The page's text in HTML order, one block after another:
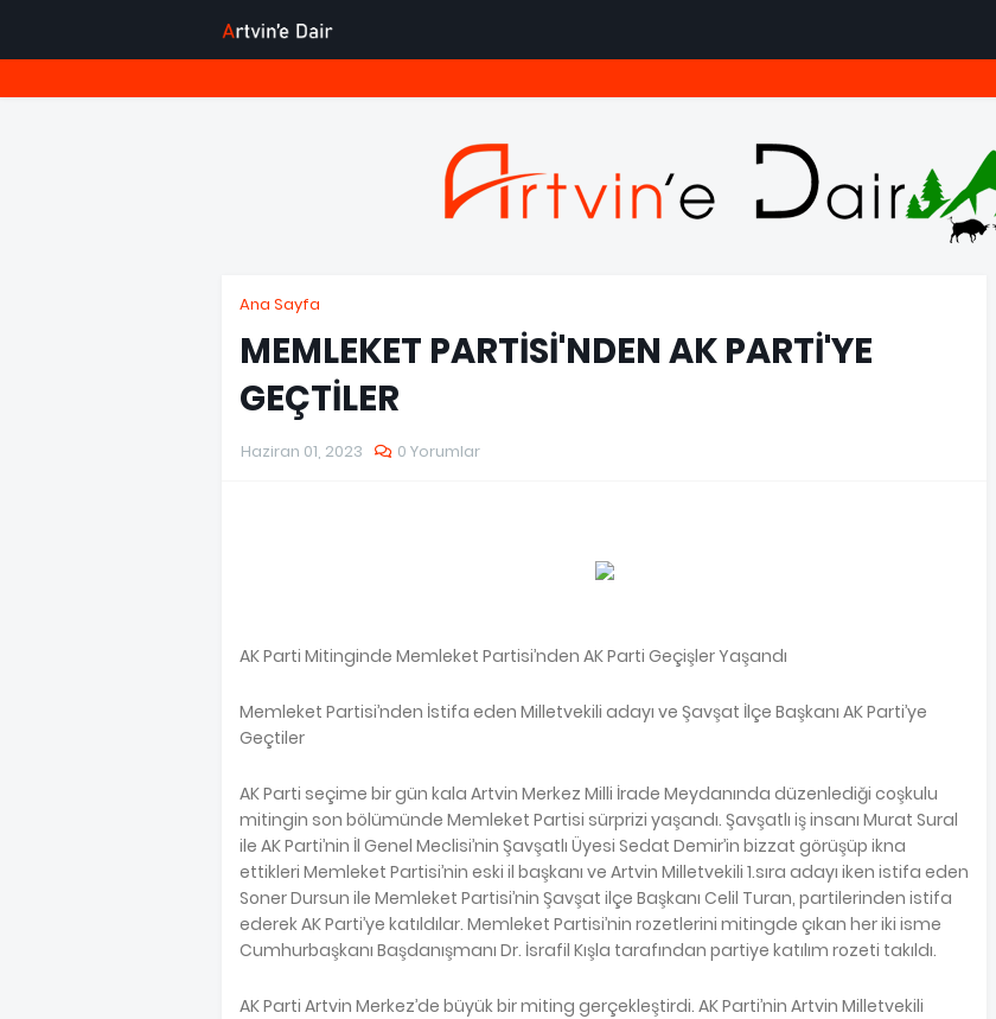
Ana Sayfa
MEMLEKET PARTİSİ'NDEN AK PARTİ'YE
GEÇTİLER
Haziran 01, 2023 0 Yorumlar
AK Parti Mitinginde Memleket Partisi’nden AK Parti Geçişler Yaşandı
Memleket Partisi’nden İstifa eden Milletvekili adayı ve Şavşat İlçe Başkanı AK Parti’ye
Geçtiler
AK Parti seçime bir gün kala Artvin Merkez Milli İrade Meydanında düzenlediği coşkulu
mitingin son bölümünde Memleket Partisi sürprizi yaşandı. Şavşatlı iş insanı Murat Sural
ile AK Parti’nin İl Genel Meclisi’nin Şavşatlı Üyesi Sedat Demir’in bizzat görüşüp ikna
ettikleri Memleket Partisi’nin eski il başkanı ve Artvin Milletvekili 1.sıra adayı iken istifa eden
Soner Dursun ile Memleket Partisi’nin Şavşat ilçe Başkanı Celil Turan, partilerinden istifa
ederek AK Parti’ye katıldılar. Memleket Partisi’nin rozetlerini mitingde çıkan her iki isme
Cumhurbaşkanı Başdanışmanı Dr. İsrafil Kışla tarafından partiye katılım rozeti takıldı.
AK Parti Artvin Merkez’de büyük bir miting gerçekleştirdi. AK Parti’nin Artvin Milletvekili